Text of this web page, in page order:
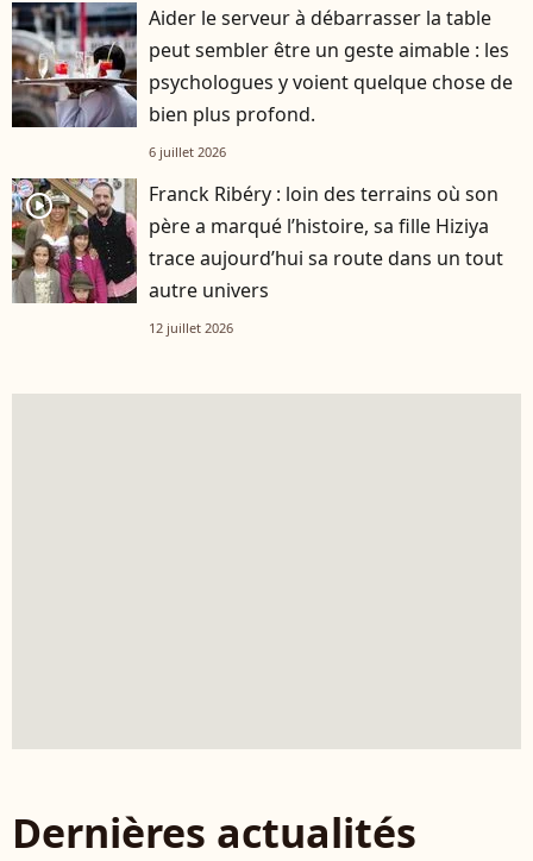
Aider le serveur à débarrasser la table
peut sembler être un geste aimable : les
psychologues y voient quelque chose de
bien plus profond.
6 juillet 2026
player2
Franck Ribéry : loin des terrains où son
père a marqué l’histoire, sa fille Hiziya
trace aujourd’hui sa route dans un tout
autre univers
12 juillet 2026
Dernières actualités